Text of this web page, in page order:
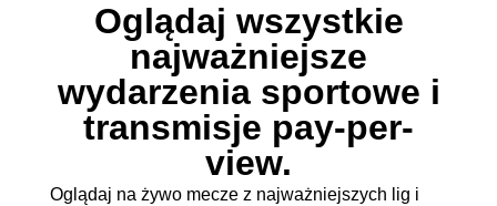
Oglądaj wszystkie
najważniejsze
wydarzenia sportowe i
transmisje pay-per-
view.
Oglądaj na żywo mecze z najważniejszych lig i